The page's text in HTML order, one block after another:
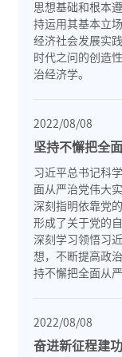
思想基础和根本
持运用其基本立
经济社会发展实
时代之问的创造
治经济学。
2022/08/08
坚持不懈把全
习近平总书记科
面从严治党伟大
深刻指明依靠党
形成了关于党的
深刻学习领悟习
想，不断提高政
持不懈把全面从
2022/08/08
奋进新征程建